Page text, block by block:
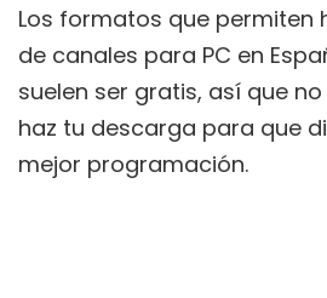
Los formatos que permiten
de canales para PC en
suelen ser gratis, así que
haz tu descarga para que
mejor programación.